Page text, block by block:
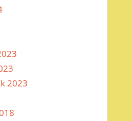
2023